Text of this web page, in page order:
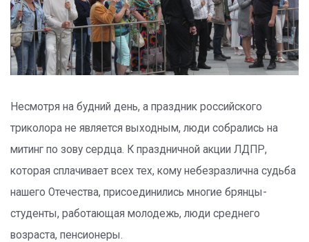
Несмотря на будний день, а праздник российского
триколора не является выходным, люди собрались на
митинг по зову сердца. К праздничной акции ЛДПР,
которая сплачивает всех тех, кому небезразлична судьба
нашего Отечества, присоединились многие брянцы-
студенты, работающая молодежь, люди среднего
возраста, пенсионеры.